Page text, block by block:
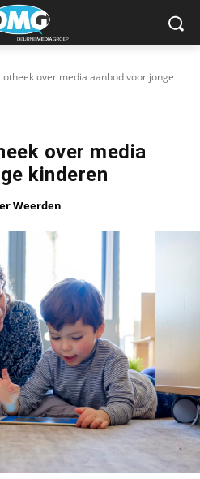
over media aanbod voor jonge
over media
kinderen
Weerden